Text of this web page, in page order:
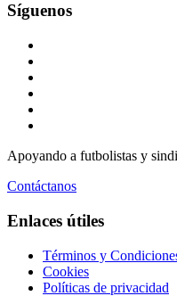
Síguenos
Apoyando a futbolistas y
Contáctanos
Enlaces útiles
Términos y
Cookies
Políticas de privacidad